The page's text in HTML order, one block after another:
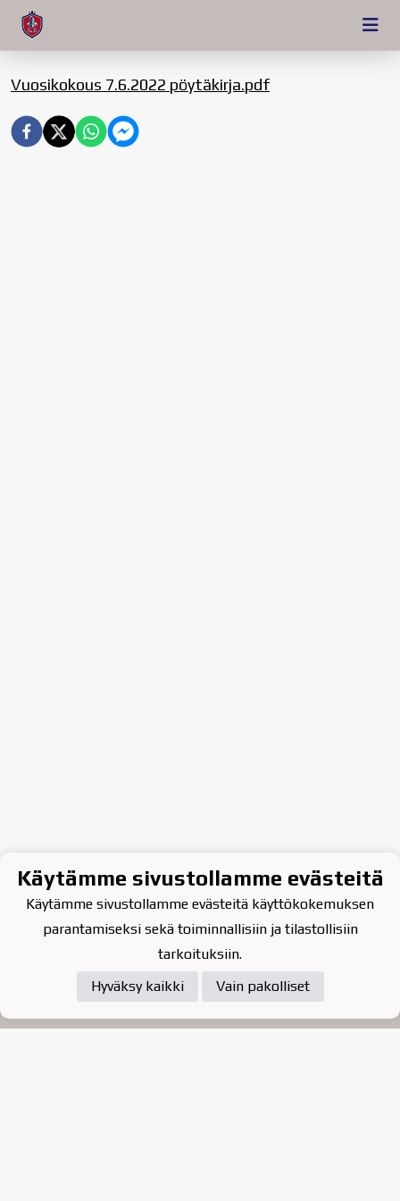
Vuosikokous 7.6.2022 pöytäkirja.pdf
Tietosuojaseloste
Käytämme sivustollamme evästeitä
Käytämme sivustollamme evästeitä käyttökokemuksen
parantamiseksi sekä toiminnallisiin ja tilastollisiin
tarkoituksiin.
Hyväksy kaikki
Vain pakolliset